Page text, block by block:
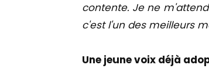
contente. Je ne
c'est l'un des meilleurs
Une jeune voix déjà